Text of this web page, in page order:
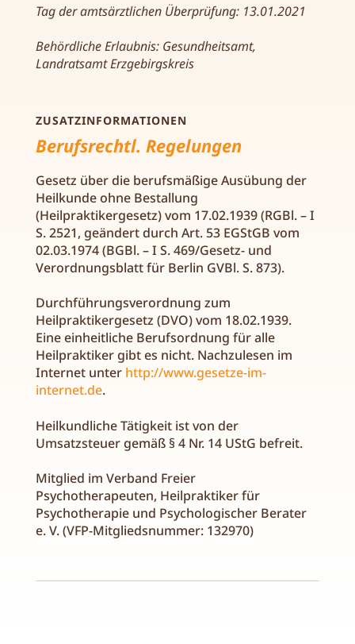
Tag der amtsärztlichen Überprüfung: 13.01.2021
Behördliche Erlaubnis: Gesundheitsamt,
Landratsamt Erzgebirgskreis
ZUSATZINFORMATIONEN
Berufsrechtl. Regelungen
Gesetz über die berufsmäßige Ausübung der
Heilkunde ohne Bestallung
(Heilpraktikergesetz) vom 17.02.1939 (RGBl. – I
S. 2521, geändert durch Art. 53 EGStGB vom
02.03.1974 (BGBl. – I S. 469/Gesetz- und
Verordnungsblatt für Berlin GVBl. S. 873).
Durchführungsverordnung zum
Heilpraktikergesetz (DVO) vom 18.02.1939.
Eine einheitliche Berufsordnung für alle
Heilpraktiker gibt es nicht. Nachzulesen im
Internet unter http://www.gesetze-im-
internet.de.
Heilkundliche Tätigkeit ist von der
Umsatzsteuer gemäß § 4 Nr. 14 UStG befreit.
Mitglied im Verband Freier
Psychotherapeuten, Heilpraktiker für
Psychotherapie und Psychologischer Berater
e. V. (VFP-Mitgliedsnummer: 132970)